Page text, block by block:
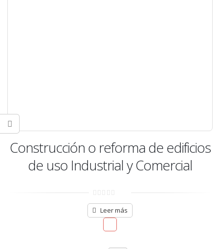
Construcción o reforma de edificios
de uso Industrial y Comercial
0
out
of
Leer más